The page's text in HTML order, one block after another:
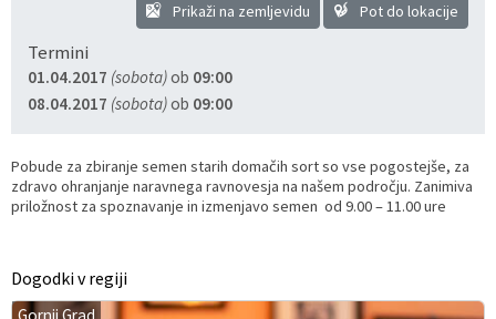
Prikaži na zemljevidu Pot do lokacije
Termini
01.04.2017 (sobota)ob 09:00
08.04.2017 (sobota)ob 09:00
Pobude za zbiranje semen starih domačih sort so vse pogostejše, za
zdravo ohranjanje naravnega ravnovesja na našem področju. Zanimiva
priložnost za spoznavanje in izmenjavo semen od 9.00 – 11.00 ure
Dogodki v regiji
Razvojni programi
Kronologija občine
Vizitka
Predstavniki občine v svetih zavodov
Splošni akti občine
Informacije javnega značaja
Varuhov kotiček
Delovni čas zdravnikov
Društva